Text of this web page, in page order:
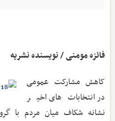
فائزه مومنی / نویسنده نشریه
کاهش مشارکت عمومی
در انتخابات‌های اخیر
نشانه شکاف میان مردم با